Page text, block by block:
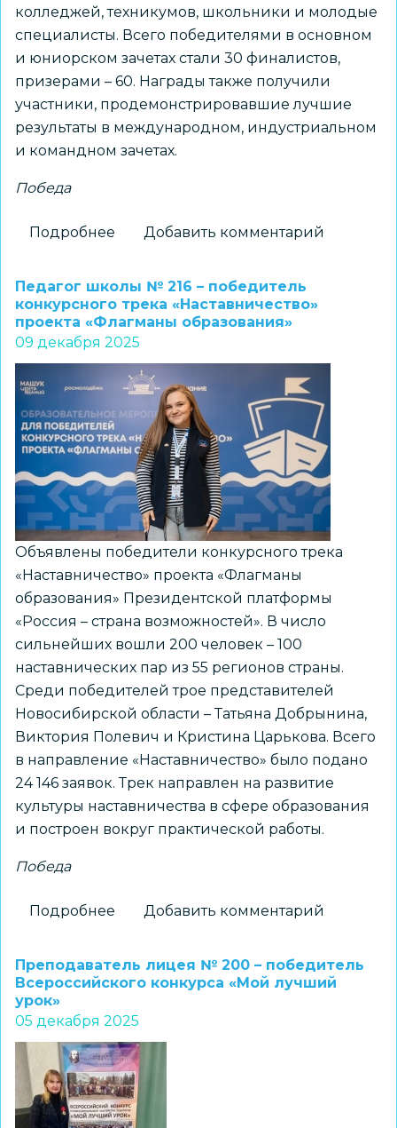
колледжей, техникумов, школьники и молодые
специалисты. Всего победителями в основном
и юниорском зачетах стали 30 финалистов,
призерами – 60. Награды также получили
участники, продемонстрировавшие лучшие
результаты в международном, индустриальном
и командном зачетах.
Победа
Подробнее
школьники
–
бронзовые
призеры
Чемпионата
по
профессиональному
мастерству
«Профессионалы»
Добавить комментарий
Педагог школы № 216 – победитель
конкурсного трека «Наставничество»
проекта «Флагманы образования»
09 декабря 2025
Объявлены победители конкурсного трека
«Наставничество» проекта «Флагманы
образования» Президентской платформы
«Россия – страна возможностей». В число
сильнейших вошли 200 человек – 100
наставнических пар из 55 регионов страны.
Среди победителей трое представителей
Новосибирской области – Татьяна Добрынина,
Виктория Полевич и Кристина Царькова. Всего
в направление «Наставничество» было подано
24 146 заявок. Трек направлен на развитие
культуры наставничества в сфере образования
и построен вокруг практической работы.
Победа
Подробнее
№
–
победитель
конкурсного
трека
«Наставничество»
Добавить комментарий
Преподаватель лицея № 200 – победитель
Всероссийского конкурса «Мой лучший
урок»
05 декабря 2025